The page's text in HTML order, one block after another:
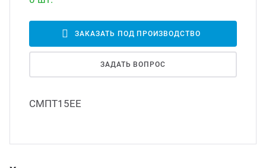
модули питания
DC преобразователи
AC инверторы
ЗАКАЗАТЬ ПОД ПРОИЗВОДСТВО
ЗАДАТЬ ВОПРОС
СМПТ15ЕЕ